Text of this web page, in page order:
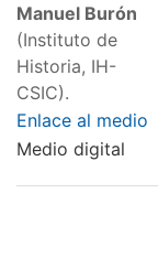
Manuel Burón
(Instituto de
Historia, IH-
CSIC).
Enlace al medio
Medio digital